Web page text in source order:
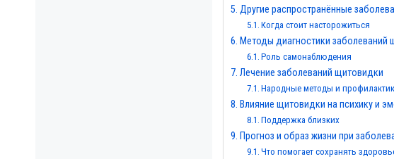
Другие распространённые
Когда стоит насторожиться
Методы диагностики
Роль самонаблюдения
Лечение заболеваний щитовидки
Народные методы и
Влияние щитовидки на психику и
Поддержка близких
Прогноз и образ жизни при
Что помогает сохранять